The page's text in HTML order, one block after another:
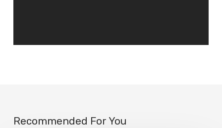
Recommended For You